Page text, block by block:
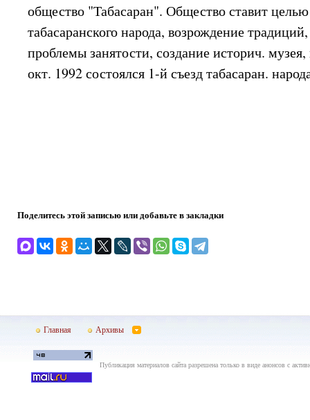
общество "Табасаран". Общество ставит
табасаранского народа, возрождение
проблемы занятости, создание историч.
окт. 1992 состоялся 1-й съезд табасаран.
Поделитесь этой записью или добавьте в закладки
Главная Архивы
Публикация материалов сайта разрешена только в виде анонсов с